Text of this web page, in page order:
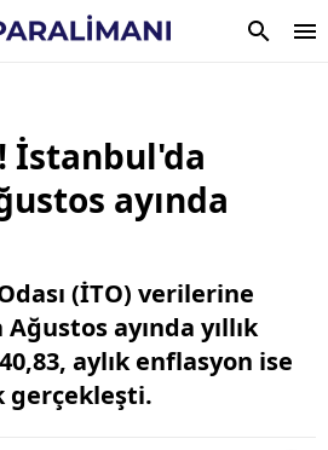
İstanbul'da
ayında
(İTO) verilerine
ayında yıllık
aylık enflasyon ise
gerçekleşti.